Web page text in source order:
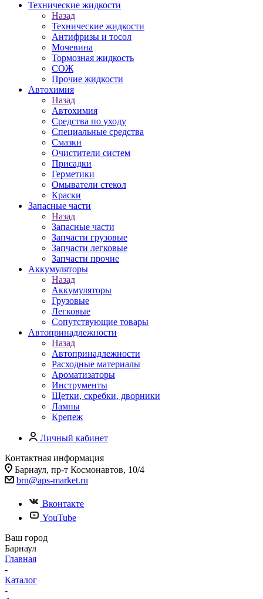
Технические жидкости
Назад
Технические жидкости
Антифризы и тосол
Мочевина
Тормозная жидкость
СОЖ
Прочие жидкости
Автохимия
Назад
Автохимия
Средства по уходу
Специальные средства
Смазки
Очистители систем
Присадки
Герметики
Омыватели стекол
Краски
Запасные части
Назад
Запасные части
Запчасти грузовые
Запчасти легковые
Запчасти прочие
Аккумуляторы
Назад
Аккумуляторы
Грузовые
Легковые
Сопутствующие товары
Автопринадлежности
Назад
Автопринадлежности
Расходные материалы
Ароматизаторы
Инструменты
Щетки, скребки, дворники
Лампы
Крепеж
Личный кабинет
Контактная информация
Барнаул, пр-т Космонавтов, 10/4
brn@aps-market.ru
Вконтакте
YouTube
Ваш город
Барнаул
Главная
-
Каталог
-